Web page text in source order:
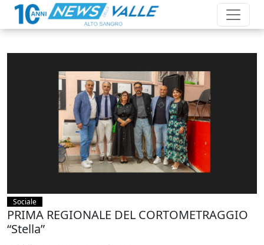
Sociale
PRIMA REGIONALE DEL CORTOMETRAGGIO
“Stella”